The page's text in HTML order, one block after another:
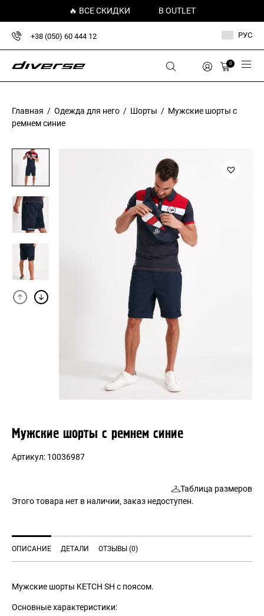
🔥 ВСЕ СКИДКИ В OUTLET
+38 (050) 60 444 12 РУС
0
Главная / Одежда для него / Шорты / Мужские шорты с
ремнем синие
Мужские шорты с ремнем синие
Артикул: 10036987
Таблица размеров
Этого товара нет в наличии, заказ недоступен.
ОПИСАНИЕ ДЕТАЛИ ОТЗЫВЫ (0)
Мужские шорты KETCH SH с поясом.
Основные характеристики: